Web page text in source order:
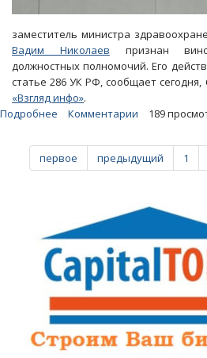
заместитель министра
Вадим Николаев признан
должностных полномочий. Его
статье 286 УК РФ, сообщает сегодня,
«Взгляд инфо».
Подробнее
в
коррупции
избежал
тюрьмы
Комментарии 189
первое предыдущий 1